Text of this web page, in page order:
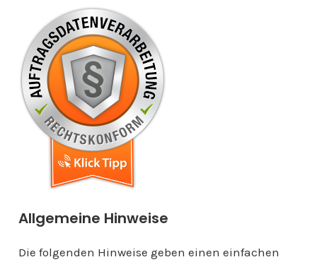
Allgemeine Hinweise
Die folgenden Hinweise geben einen einfachen